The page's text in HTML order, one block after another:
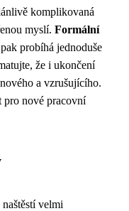
komplikovaná
myslí. Formální
pak probíhá jednoduše
že i ukončení
a vzrušujícího.
pro nové pracovní
velmi